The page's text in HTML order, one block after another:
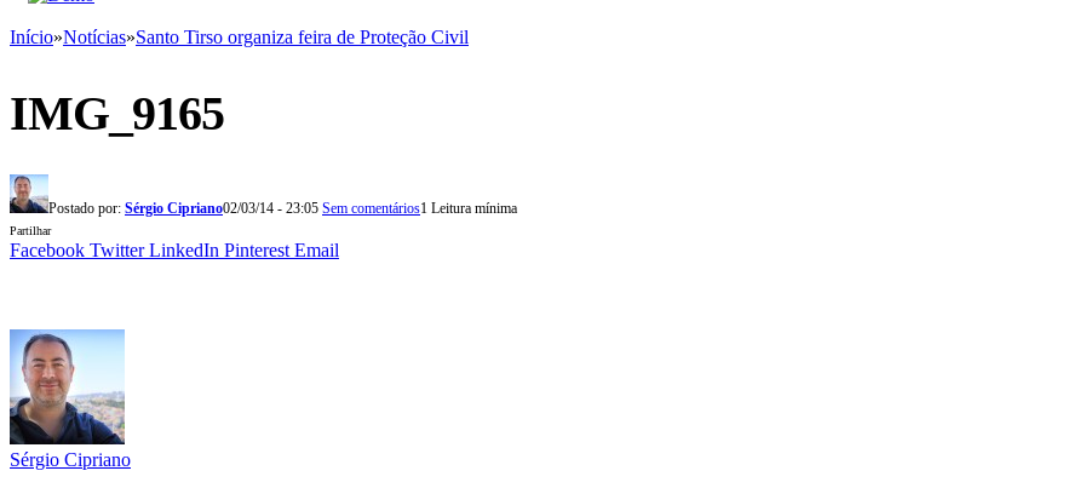
Início»Notícias»Santo Tirso organiza feira de Proteção Civil
IMG_9165
Postado por: Sérgio Cipriano02/03/14 - 23:05 Sem comentários1 Leitura mínima
Partilhar
Facebook Twitter LinkedIn Pinterest Email
Sérgio Cipriano